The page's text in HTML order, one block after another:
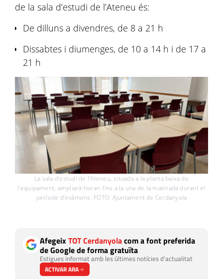
de la sala d’estudi de l’Ateneu és:
De dilluns a divendres, de 8 a 21 h
Dissabtes i diumenges, de 10 a 14 h i de 17 a
21 h
La sala d’estudi de l’Ateneu, situada a la planta baixa de
l'equipament, ampliarà horari fins a la una de la matinada durant el
període d’exàmens. FOTO: Ajuntament de Cerdanyola
AfegeixTOT Cerdanyolacom a font preferida
de Google de forma gratuïta
Estigues informat amb les últimes notícies d'actualitat
ACTIVAR ARA